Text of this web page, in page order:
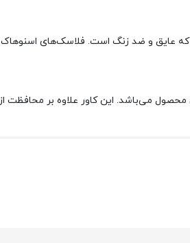
فلاسک اشاره کرد که عایق و ضد زنگ است.
محصول می‌باشد. این کاور علاوه بر